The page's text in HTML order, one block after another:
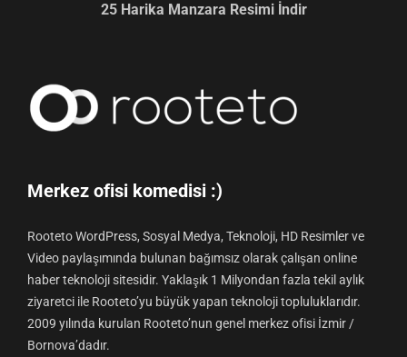
25 Harika Manzara Resimi İndir
Merkez ofisi komedisi :)
Rooteto WordPress, Sosyal Medya, Teknoloji, HD Resimler ve
Video paylaşımında bulunan bağımsız olarak çalışan online
haber teknoloji sitesidir. Yaklaşık 1 Milyondan fazla tekil aylık
ziyaretci ile Rooteto’yu büyük yapan teknoloji topluluklarıdır.
2009 yılında kurulan Rooteto’nun genel merkez ofisi İzmir /
Bornova’dadır.